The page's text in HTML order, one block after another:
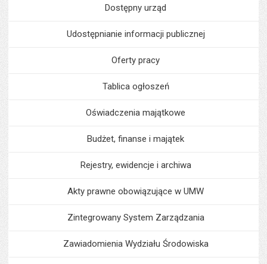
Dostępny urząd
Udostępnianie informacji publicznej
Oferty pracy
Tablica ogłoszeń
Oświadczenia majątkowe
Budżet, finanse i majątek
Rejestry, ewidencje i archiwa
Akty prawne obowiązujące w UMW
Zintegrowany System Zarządzania
Zawiadomienia Wydziału Środowiska